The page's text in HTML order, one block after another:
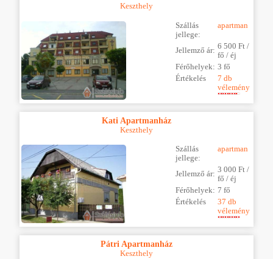
Keszthely
Szállás
jellege:
apartman
Jellemző ár: 6 500 Ft /
fő / éj
Férőhelyek: 3 fő
Értékelés
7 db
vélemény
Kati Apartmanház
Keszthely
Szállás
jellege:
apartman
Jellemző ár: 3 000 Ft /
fő / éj
Férőhelyek: 7 fő
Értékelés
37 db
vélemény
Pátri Apartmanház
Keszthely